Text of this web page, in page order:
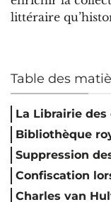
littéraire
Table des
La Librairie
Bibliothèque
Suppression
Confiscation
Charles van